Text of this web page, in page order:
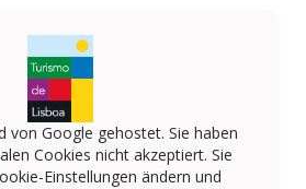
von Google gehostet. Sie haben
Cookies nicht akzeptiert. Sie
Einstellungen ändern und